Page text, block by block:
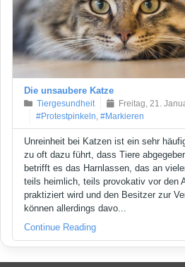
Die unsaubere Katze
Tiergesundheit
Freitag, 21.
#Protestpinkeln, #Markieren
Unreinheit bei Katzen ist ein sehr
zu oft dazu führt, dass Tiere
betrifft es das Harnlassen, das an
teils heimlich, teils provokativ vor den
praktiziert wird und den Besitzer zur
können allerdings davo...
Continue Reading